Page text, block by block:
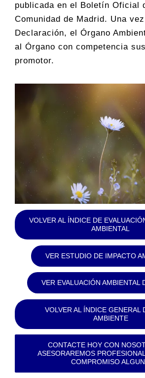
publicada en el Boletín Oficial
Comunidad de Madrid. Una
Declaración, el Órgano
al Órgano con competencia
promotor.
VOLVER AL ÍNDICE DE
AMBIENTAL
VER ESTUDIO DE IMPACTO
VER EVALUACIÓN AMBIENTAL
VOLVER AL ÍNDICE GENERAL
AMBIENTE
CONTACTE HOY CON
ASESORAREMOS
COMPROMISO